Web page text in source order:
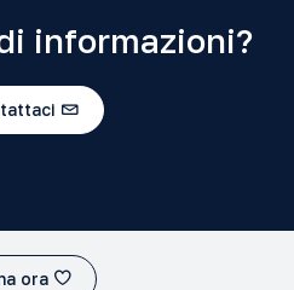
informazioni?
ora